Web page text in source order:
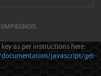
as per instructions here:
javascript/get-